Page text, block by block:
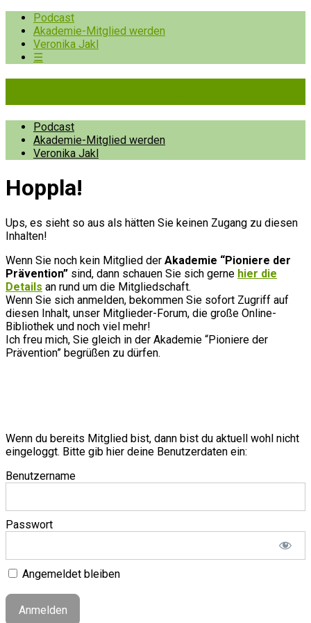
Podcast
Akademie-Mitglied werden
Veronika Jakl
☰
Podcast
Akademie-Mitglied werden
Veronika Jakl
Hopp­la!
Ups, es sieht so aus als hätten Sie keinen Zugang zu diesen
Inhalten!
Wenn Sie noch kein Mitglied der Akademie “Pioniere der
Prävention” sind, dann schauen Sie sich gerne hier die
Details an rund um die Mitgliedschaft.
Wenn Sie sich anmelden, bekommen Sie sofort Zugriff auf
diesen Inhalt, unser Mitglieder-Forum, die große Online-
Bibliothek und noch viel mehr!
Ich freu mich, Sie gleich in der Akademie “Pioniere der
Prävention” begrüßen zu dürfen.
Wenn du bereits Mitglied bist, dann bist du aktuell wohl nicht
eingeloggt. Bitte gib hier deine Benutzerdaten ein:
Benutzername
Passwort
Angemeldet bleiben